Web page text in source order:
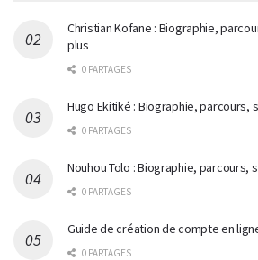
Christian Kofane : Biographie,
plus
0 PARTAGES
Hugo Ekitiké : Biographie, parcours,
0 PARTAGES
Nouhou Tolo : Biographie, parcours,
0 PARTAGES
Guide de création de compte en
0 PARTAGES